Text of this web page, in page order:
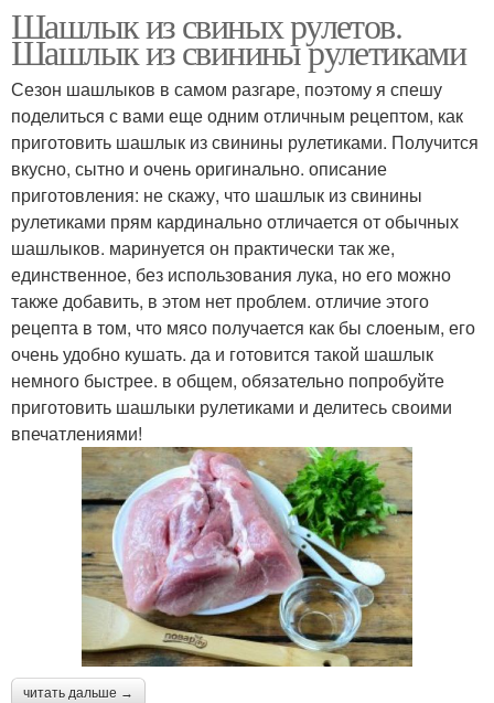
Шашлык из свиных рулетов.
Шашлык из свинины рулетиками
Сезон шашлыков в самом разгаре, поэтому я спешу
поделиться с вами еще одним отличным рецептом, как
приготовить шашлык из свинины рулетиками. Получится
вкусно, сытно и очень оригинально. описание
приготовления: не скажу, что шашлык из свинины
рулетиками прям кардинально отличается от обычных
шашлыков. маринуется он практически так же,
единственное, без использования лука, но его можно
также добавить, в этом нет проблем. отличие этого
рецепта в том, что мясо получается как бы слоеным, его
очень удобно кушать. да и готовится такой шашлык
немного быстрее. в общем, обязательно попробуйте
приготовить шашлыки рулетиками и делитесь своими
впечатлениями!
читать дальше →